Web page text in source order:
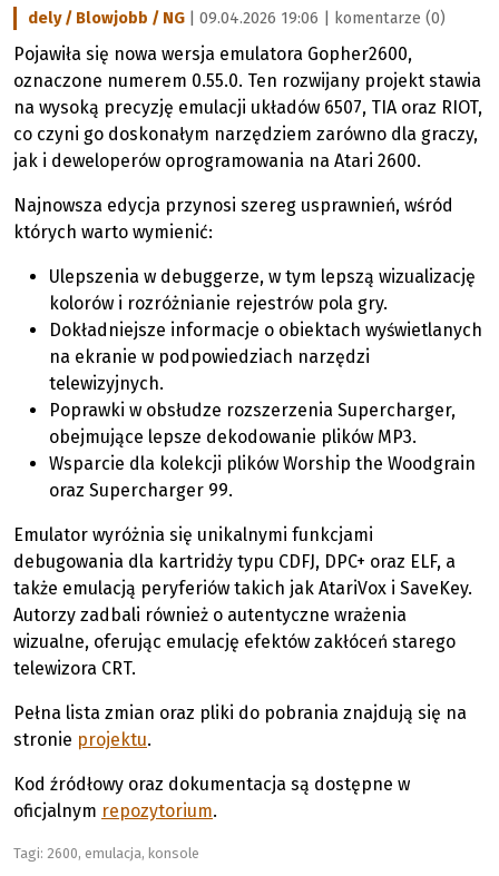
dely / Blowjobb / NG | 09.04.2026 19:06 | komentarze (0)
Pojawiła się nowa wersja emulatora Gopher2600,
oznaczone numerem 0.55.0. Ten rozwijany projekt stawia
na wysoką precyzję emulacji układów 6507, TIA oraz RIOT,
co czyni go doskonałym narzędziem zarówno dla graczy,
jak i deweloperów oprogramowania na Atari 2600.
Najnowsza edycja przynosi szereg usprawnień, wśród
których warto wymienić:
Ulepszenia w debuggerze, w tym lepszą wizualizację
kolorów i rozróżnianie rejestrów pola gry.
Dokładniejsze informacje o obiektach wyświetlanych
na ekranie w podpowiedziach narzędzi
telewizyjnych.
Poprawki w obsłudze rozszerzenia Supercharger,
obejmujące lepsze dekodowanie plików MP3.
Wsparcie dla kolekcji plików Worship the Woodgrain
oraz Supercharger 99.
Emulator wyróżnia się unikalnymi funkcjami
debugowania dla kartridży typu CDFJ, DPC+ oraz ELF, a
także emulacją peryferiów takich jak AtariVox i SaveKey.
Autorzy zadbali również o autentyczne wrażenia
wizualne, oferując emulację efektów zakłóceń starego
telewizora CRT.
Pełna lista zmian oraz pliki do pobrania znajdują się na
stronie projektu.
Kod źródłowy oraz dokumentacja są dostępne w
oficjalnym repozytorium.
Tagi: 2600, emulacja, konsole